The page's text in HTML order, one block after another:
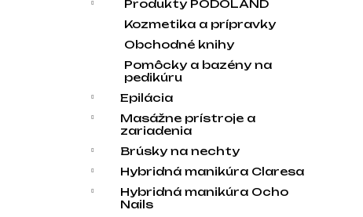
Produkty PODOLAND
Kozmetika a prípravky
Obchodné knihy
Pomôcky a bazény na
pedikúru
Epilácia
Masážne prístroje a
zariadenia
Brúsky na nechty
Hybridná manikúra Claresa
Hybridná manikúra Ocho
Nails